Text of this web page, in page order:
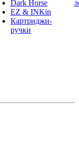
Dark Horse
EZ & INKin
Картриджи-
ручки